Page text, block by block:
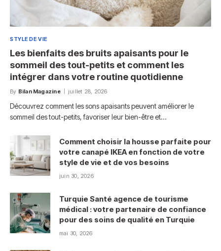
STYLE DE VIE
Les bienfaits des bruits apaisants pour le
sommeil des tout-petits et comment les
intégrer dans votre routine quotidienne
By Bilan Magazine juillet 28, 2026
Découvrez comment les sons apaisants peuvent améliorer le
sommeil des tout-petits, favoriser leur bien-être et…
Comment choisir la housse parfaite pour
votre canapé IKEA en fonction de votre
style de vie et de vos besoins
juin 30, 2026
Turquie Santé agence de tourisme
médical : votre partenaire de confiance
pour des soins de qualité en Turquie
mai 30, 2026